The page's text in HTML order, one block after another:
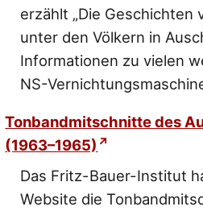
erzählt „Die Geschichten
unter den Völkern in
Informationen zu vielen
NS-
Tonbandmitschnitte des
(1963–1965)
Das Fritz-Bauer-Institut
Website die